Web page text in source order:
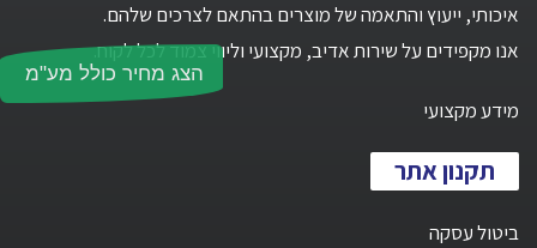
הצג מחיר כולל מע"מ
איכותי, ייעוץ והתאמה של מוצרים בהתאם לצרכים שלהם.
אנו מקפידים על שירות אדיב, מקצועי וליווי צמוד לכל לקוח.
מידע מקצועי
תקנון אתר
ביטול עסקה